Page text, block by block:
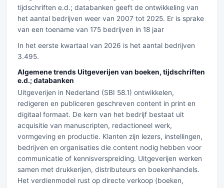
tijdschriften e.d.; databanken geeft de ontwikkeling van
het aantal bedrijven weer van 2007 tot 2025. Er is sprake
van een toename van 175 bedrijven in 18 jaar
In het eerste kwartaal van 2026 is het aantal bedrijven
3.495.
Algemene trends Uitgeverijen van boeken, tijdschriften
e.d.; databanken
Uitgeverijen in Nederland (SBI 58.1) ontwikkelen,
redigeren en publiceren geschreven content in print en
digitaal formaat. De kern van het bedrijf bestaat uit
acquisitie van manuscripten, redactioneel werk,
vormgeving en productie. Klanten zijn lezers, instellingen,
bedrijven en organisaties die content nodig hebben voor
communicatie of kennisverspreiding. Uitgeverijen werken
samen met drukkerijen, distributeurs en boekenhandels.
Het verdienmodel rust op directe verkoop (boeken,